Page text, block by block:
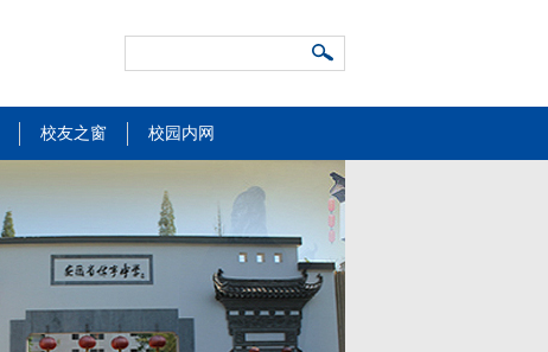
校友之窗 校园内网